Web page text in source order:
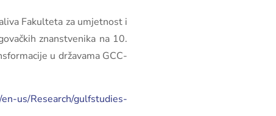
Fakulteta za umjetnost i
znanstvenika na 10.
u državama GCC-
us/Research/gulfstudies-